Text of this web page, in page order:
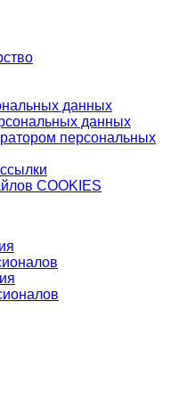
данных
данных
персональных
COOKIES